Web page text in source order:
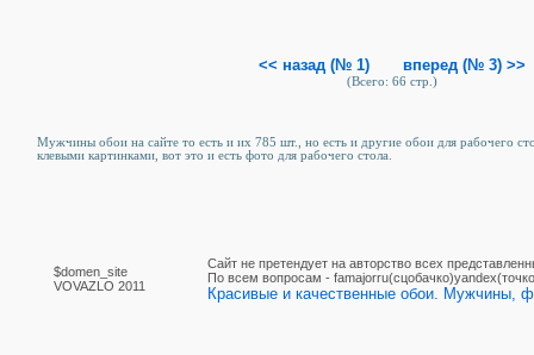
<< назад (№ 1) вперед (№ 3) >>
(Всего: 66 стр.)
Мужчины обои на сайте то есть и их 785 шт., но есть и другие обои для рабочего
клевыми картинками, вот это и есть фото для рабочего стола.
$domen_site
VOVAZLO 2011
Сайт не претендует на авторство всех
По вcем вопросам -
Красивые и качественные обои. Мужчины,